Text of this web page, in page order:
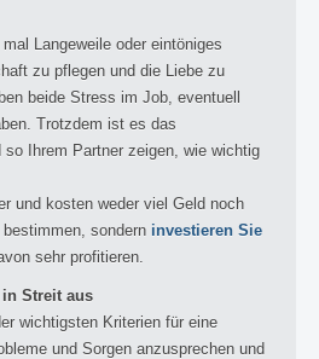
Langeweile oder eintöniges
zu pflegen und die Liebe zu
beide Stress im Job, eventuell
Trotzdem ist es das
Ihrem Partner zeigen, wie wichtig
und kosten weder viel Geld noch
sondern investieren Sie
sehr profitieren.
Streit aus
wichtigsten Kriterien für eine
und Sorgen anzusprechen und